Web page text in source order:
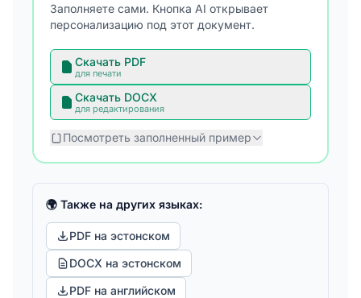
Заполняете сами. Кнопка AI открывает
персонализацию под этот документ.
Скачать PDF
для печати
Скачать DOCX
для редактирования
Посмотреть заполненный пример
🌍 Также на других языках:
PDF на эстонском
DOCX на эстонском
PDF на английском